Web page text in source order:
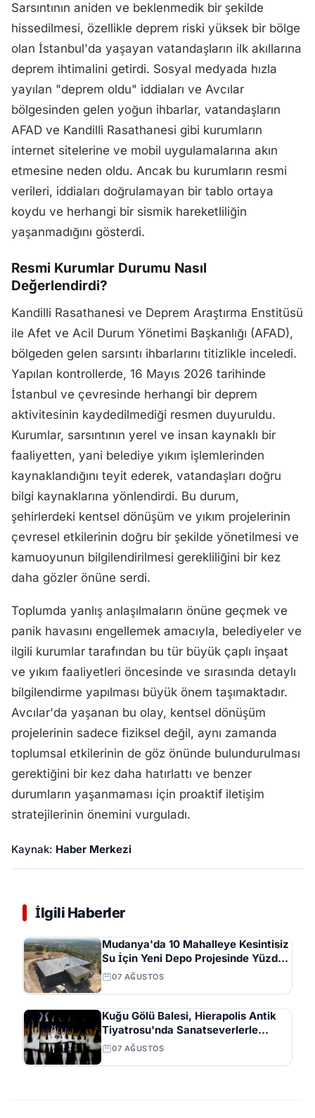
Sarsıntının aniden ve beklenmedik bir şekilde
hissedilmesi, özellikle deprem riski yüksek bir bölge
olan İstanbul'da yaşayan vatandaşların ilk akıllarına
deprem ihtimalini getirdi. Sosyal medyada hızla
yayılan "deprem oldu" iddiaları ve Avcılar
bölgesinden gelen yoğun ihbarlar, vatandaşların
AFAD ve Kandilli Rasathanesi gibi kurumların
internet sitelerine ve mobil uygulamalarına akın
etmesine neden oldu. Ancak bu kurumların resmi
verileri, iddiaları doğrulamayan bir tablo ortaya
koydu ve herhangi bir sismik hareketliliğin
yaşanmadığını gösterdi.
Resmi Kurumlar Durumu Nasıl
Değerlendirdi?
Kandilli Rasathanesi ve Deprem Araştırma Enstitüsü
ile Afet ve Acil Durum Yönetimi Başkanlığı (AFAD),
bölgeden gelen sarsıntı ihbarlarını titizlikle inceledi.
Yapılan kontrollerde, 16 Mayıs 2026 tarihinde
İstanbul ve çevresinde herhangi bir deprem
aktivitesinin kaydedilmediği resmen duyuruldu.
Kurumlar, sarsıntının yerel ve insan kaynaklı bir
faaliyetten, yani belediye yıkım işlemlerinden
kaynaklandığını teyit ederek, vatandaşları doğru
bilgi kaynaklarına yönlendirdi. Bu durum,
şehirlerdeki kentsel dönüşüm ve yıkım projelerinin
çevresel etkilerinin doğru bir şekilde yönetilmesi ve
kamuoyunun bilgilendirilmesi gerekliliğini bir kez
daha gözler önüne serdi.
Toplumda yanlış anlaşılmaların önüne geçmek ve
panik havasını engellemek amacıyla, belediyeler ve
ilgili kurumlar tarafından bu tür büyük çaplı inşaat
ve yıkım faaliyetleri öncesinde ve sırasında detaylı
bilgilendirme yapılması büyük önem taşımaktadır.
Avcılar'da yaşanan bu olay, kentsel dönüşüm
projelerinin sadece fiziksel değil, aynı zamanda
toplumsal etkilerinin de göz önünde bulundurulması
gerektiğini bir kez daha hatırlattı ve benzer
durumların yaşanmaması için proaktif iletişim
stratejilerinin önemini vurguladı.
Kaynak: Haber Merkezi
İlgili Haberler
Mudanya'da 10 Mahalleye Kesintisiz
Su İçin Yeni Depo Projesinde Yüzde
70 İlerleme
07 AĞUSTOS
Kuğu Gölü Balesi, Hierapolis Antik
Tiyatrosu'nda Sanatseverlerle
Buluştu
07 AĞUSTOS